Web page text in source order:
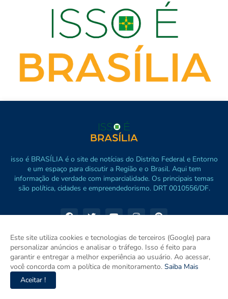
isso é BRASÍLIA é o site de notícias do Distrito Federal e Entorno
e um espaço para discutir a Região e o Brasil. Aqui tem
informação de verdade com imparcialidade. Os principais temas
são política, cidades e empreendedorismo. DRT 0010556/DF.
Este site utiliza cookies e tecnologias de terceiros (Google) para
personalizar anúncios e analisar o tráfego. Isso é feito para
garantir e entregar a melhor experiência ao usuário. Ao acessar,
você concorda com a política de monitoramento. Saiba Mais
Aceitar !